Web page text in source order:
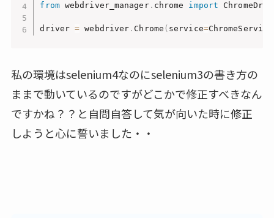
from webdriver_manager. chrome import
driver = webdriver . Chrome ( service=ChromeService
私の環境はselenium4なのにselenium3の書き方の
ままで動いているのですがどこかで修正すべきなん
ですかね？？と自問自答して気が向いた時に修正
しようと心に誓いました・・